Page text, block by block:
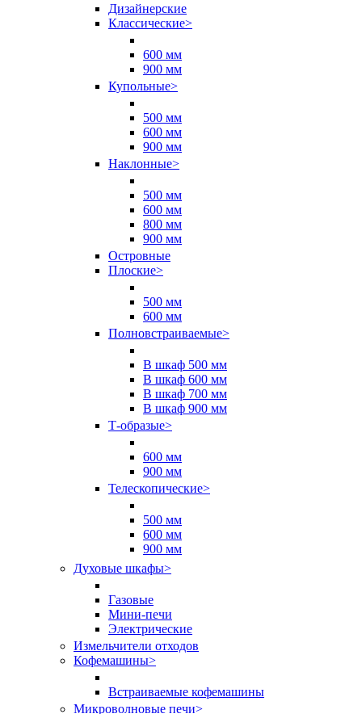
Дизайнерские
Классические>
600 мм
900 мм
Купольные>
500 мм
600 мм
900 мм
Наклонные>
500 мм
600 мм
800 мм
900 мм
Островные
Плоские>
500 мм
600 мм
Полновстраиваемые>
В шкаф 500 мм
В шкаф 600 мм
В шкаф 700 мм
В шкаф 900 мм
Т-образые>
600 мм
900 мм
Телескопические>
500 мм
600 мм
900 мм
Духовые шкафы>
Газовые
Мини-печи
Электрические
Измельчители отходов
Кофемашины>
Встраиваемые кофемашины
Микроволновые печи>